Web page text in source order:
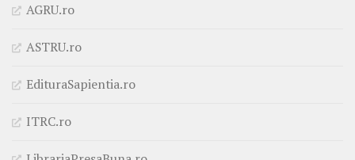
AGRU.ro
ASTRU.ro
EdituraSapientia.ro
ITRC.ro